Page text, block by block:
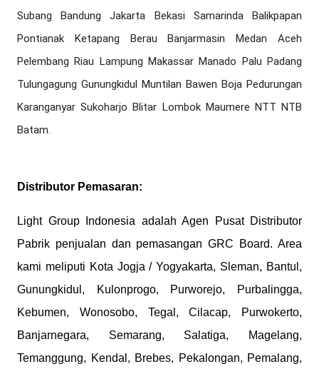
Subang Bandung Jakarta Bekasi Samarinda Balikpapan
Pontianak Ketapang Berau Banjarmasin Medan Aceh
Pelembang Riau Lampung Makassar Manado Palu Padang
Tulungagung Gunungkidul Muntilan Bawen Boja Pedurungan
Karanganyar Sukoharjo Blitar Lombok Maumere NTT NTB
Batam.
Distributor Pemasaran:
Light Group Indonesia adalah Agen Pusat Distributor
Pabrik penjualan dan pemasangan GRC Board. Area
kami meliputi Kota Jogja / Yogyakarta, Sleman, Bantul,
Gunungkidul, Kulonprogo, Purworejo, Purbalingga,
Kebumen, Wonosobo, Tegal, Cilacap, Purwokerto,
Banjarnegara, Semarang, Salatiga, Magelang,
Temanggung, Kendal, Brebes, Pekalongan, Pemalang,